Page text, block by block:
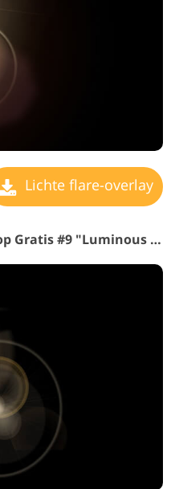
Lichte flare-overlay
Lensflare-overlay Photoshop Gratis #9 "Luminous Sunbeams"